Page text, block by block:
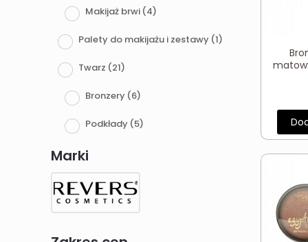
Makijaż brwi (4)
Palety do makijażu i zestawy (1)
Twarz (21)
Bronzery (6)
Podkłady (5)
Pudry
Rozświetlacze
Usta (6)
Pomadki
Marki